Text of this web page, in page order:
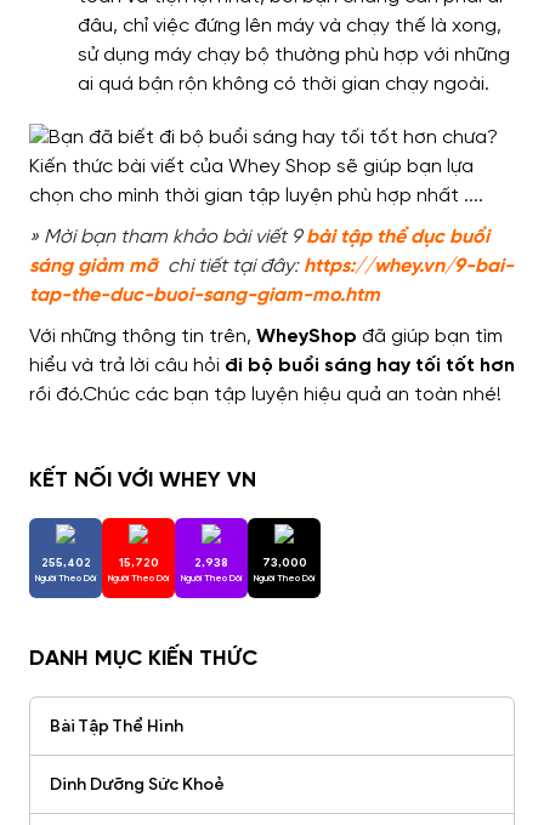
đâu, chỉ việc đứng lên máy và chạy thế là xong,
sử dụng máy chạy bộ thường phù hợp với những
ai quá bận rộn không có thời gian chạy ngoài.
» Mời bạn tham khảo bài viết 9bài tập thể dục buổi
sáng giảm mỡ chi tiết tại đây:https://whey.vn/9-bai-
tap-the-duc-buoi-sang-giam-mo.htm
Với những thông tin trên, WheyShop đã giúp bạn tìm
hiểu và trả lời câu hỏi đi bộ buổi sáng hay tối tốt hơn
rồi đó.Chúc các bạn tập luyện hiệu quả an toàn nhé!
KẾT NỐI VỚI WHEY VN
255,402
Người Theo Dõi
15,720
Người Theo Dõi
2,938
Người Theo Dõi
73,000
Người Theo Dõi
DANH MỤC KIẾN THỨC
Bài Tập Thể Hình
Dinh Dưỡng Sức Khoẻ